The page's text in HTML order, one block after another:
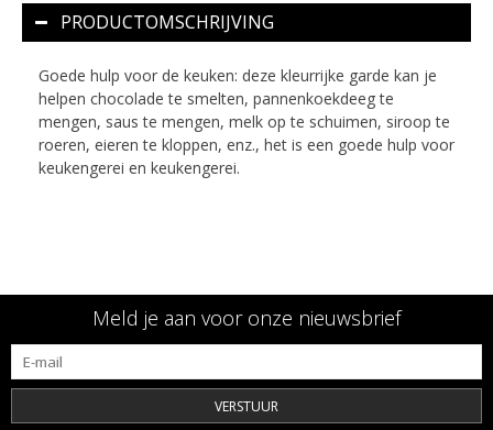
PRODUCTOMSCHRIJVING
Goede hulp voor de keuken: deze kleurrijke garde kan je
helpen chocolade te smelten, pannenkoekdeeg te
mengen, saus te mengen, melk op te schuimen, siroop te
roeren, eieren te kloppen, enz., het is een goede hulp voor
keukengerei en keukengerei.
Meld je aan voor onze nieuwsbrief
VERSTUUR